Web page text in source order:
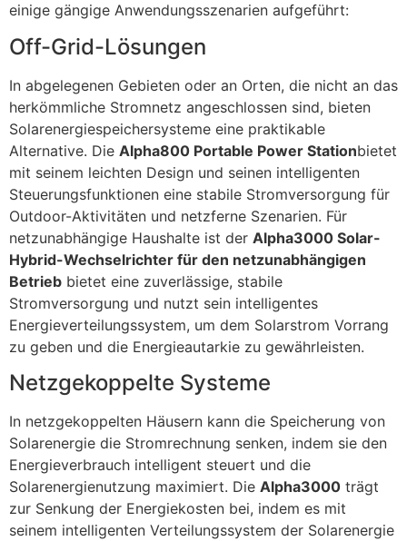
einige gängige Anwendungsszenarien aufgeführt:
Off-Grid-Lösungen
In abgelegenen Gebieten oder an Orten, die nicht an das
herkömmliche Stromnetz angeschlossen sind, bieten
Solarenergiespeichersysteme eine praktikable
Alternative. Die Alpha800 Portable Power Stationbietet
mit seinem leichten Design und seinen intelligenten
Steuerungsfunktionen eine stabile Stromversorgung für
Outdoor-Aktivitäten und netzferne Szenarien. Für
netzunabhängige Haushalte ist der Alpha3000 Solar-
Hybrid-Wechselrichter für den netzunabhängigen
Betrieb bietet eine zuverlässige, stabile
Stromversorgung und nutzt sein intelligentes
Energieverteilungssystem, um dem Solarstrom Vorrang
zu geben und die Energieautarkie zu gewährleisten.
Netzgekoppelte Systeme
In netzgekoppelten Häusern kann die Speicherung von
Solarenergie die Stromrechnung senken, indem sie den
Energieverbrauch intelligent steuert und die
Solarenergienutzung maximiert. Die Alpha3000 trägt
zur Senkung der Energiekosten bei, indem es mit
seinem intelligenten Verteilungssystem der Solarenergie